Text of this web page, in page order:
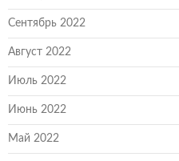
Сентябрь 2022
Август 2022
Июль 2022
Июнь 2022
Май 2022